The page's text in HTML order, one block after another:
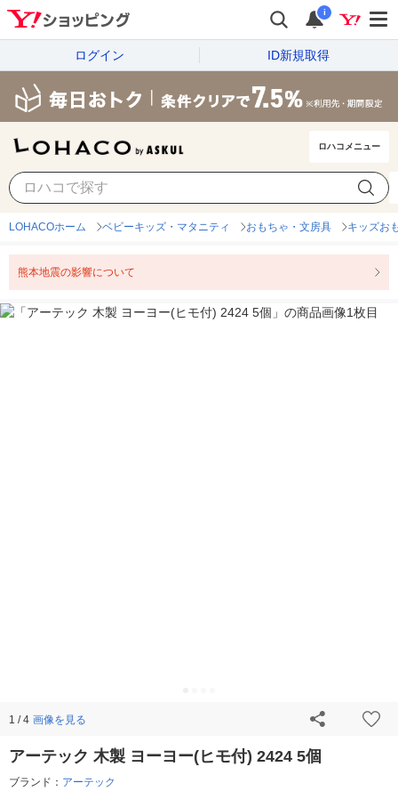
i
ログイン ID新規取得
ロハコメニュー
LOHACOホーム ベビーキッズ・マタニティ おもちゃ・文房具 キッズお
熊本地震の影響について
1 / 4 画像を見る
アーテック 木製 ヨーヨー(ヒモ付) 2424 5個
ブランド： アーテック